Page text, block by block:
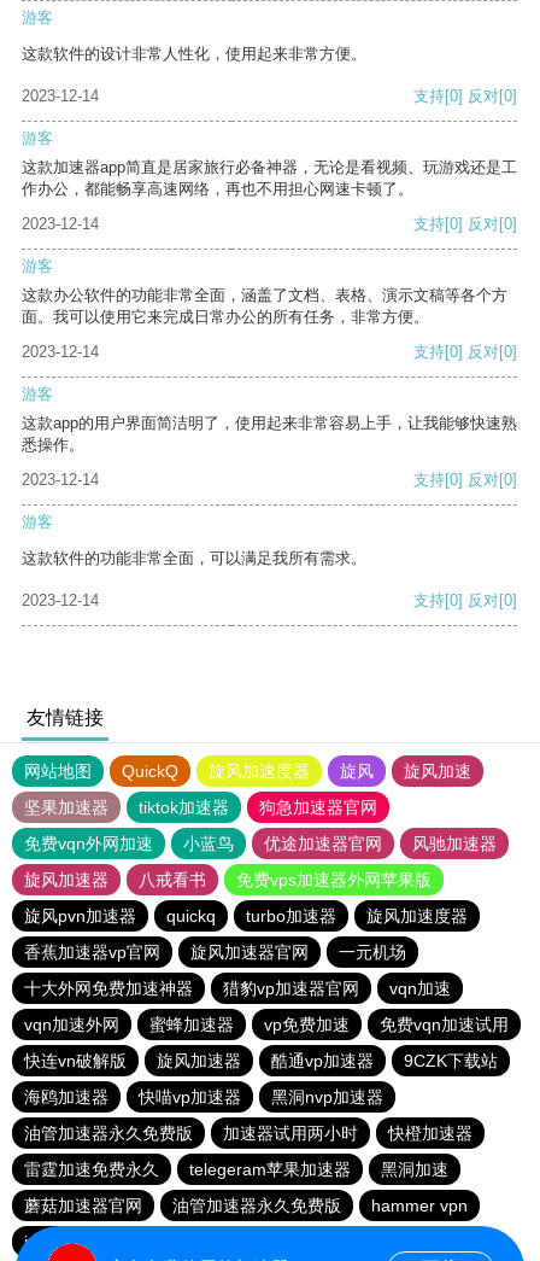
游客
这款软件的设计非常人性化，使用起来非常方便。
2023-12-14 支持[0] 反对[0]
游客
这款加速器app简直是居家旅行必备神器，无论是看视频、玩游戏还是工
作办公，都能畅享高速网络，再也不用担心网速卡顿了。
2023-12-14
支持[0] 反对[0]
游客
这款办公软件的功能非常全面，涵盖了文档、表格、演示文稿等各个方
面。我可以使用它来完成日常办公的所有任务，非常方便。
2023-12-14
支持[0] 反对[0]
游客
这款app的用户界面简洁明了，使用起来非常容易上手，让我能够快速熟
悉操作。
2023-12-14
支持[0] 反对[0]
游客
这款软件的功能非常全面，可以满足我所有需求。
2023-12-14 支持[0] 反对[0]
友情链接
网站地图 QuickQ 旋风加速度器 旋风
旋风加速
坚果加速器
tiktok加速器
狗急加速器官网
免费vqn外网加速
小蓝鸟 优途加速器官网
风驰加速器
旋风加速器
八戒看书
免费vps加速器外网苹果版
旋风pvn加速器
quickq turbo加速器
旋风加速度器
香蕉加速器vp官网
旋风加速器官网
一元机场
十大外网免费加速神器
猎豹vp加速器官网
vqn加速
vqn加速外网
蜜蜂加速器 vp免费加速
免费vqn加速试用
快连vn破解版
旋风加速器 酷通vp加速器
9CZK下载站
海鸥加速器
快喵vp加速器
黑洞nvp加速器
油管加速器永久免费版
加速器试用两小时
快橙加速器
雷霆加速免费永久
telegeram苹果加速器
黑洞加速
蘑菇加速器官网
油管加速器永久免费版
hammer vpn
ios加速器